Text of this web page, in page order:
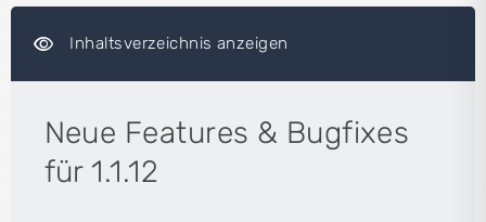
visibility Inhaltsverzeichnis anzeigen
Neue Features & Bugfixes
für 1.1.12